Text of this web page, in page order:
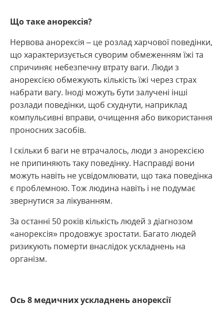
Що таке анорексія?
Нервова анорексія – це розлад харчової поведінки,
що характеризується суворим обмеженням їжі та
спричиняє небезпечну втрату ваги. Люди з
анорексією обмежують кількість їжі через страх
набрати вагу. Іноді можуть бути залучені інші
розлади поведінки, щоб схуднути, наприклад
компульсивні вправи, очищення або використання
проносних засобів.
І скільки б ваги не втрачалось, люди з анорексією
не припиняють таку поведінку. Насправді вони
можуть навіть не усвідомлювати, що така поведінка
є проблемною. Тож людина навіть і не подумає
звернутися за лікуванням.
За останні 50 років кількість людей з діагнозом
«анорексія» продовжує зростати. Багато людей
ризикують померти внаслідок ускладнень на
організм.
Ось 8 медичних ускладнень анорексії